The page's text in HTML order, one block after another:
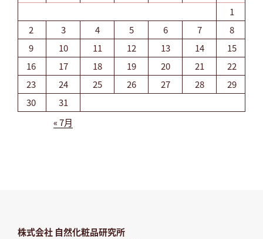
1
2
3 4 5 6 7
8
9
10 11 12 13 14
15
16
17 18 19 20 21
22
23
24 25 26 27 28
29
30
31
« 7月
株式会社 自然化粧品研究所